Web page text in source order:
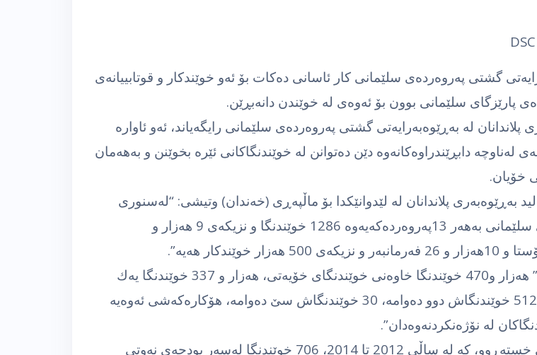
گشتی په‌روه‌رده‌ی سلێمانی كار ئاسانی ده‌كات بۆ ئه‌و خوێندكار و قوتابییانه‌ی
پارێزگای سلێمانی بوون بۆ ئه‌وه‌ی له‌ خوێندن دانه‌بڕێن.
پلاندانان له‌ به‌ڕێوه‌به‌رایه‌تی گشتی په‌روه‌رده‌ی سلێمانی رایگه‌یاند، ئه‌و ئاواره‌
له‌ناوچه‌ دابڕێندراوه‌كانه‌وه‌ دێن ده‌توانن له‌ خوێندنگاكانی ئێره‌ بخوێنن و به‌هه‌مان
خۆیان.
به‌ڕێوه‌به‌ری پلاندانان له‌ لێدوانێكدا بۆ ماڵپه‌ڕی (خه‌ندان) وتیشی: “له‌سنوری
پارێزگای سلێمانی به‌هه‌ر 13په‌روه‌رده‌كه‌یه‌وه‌ 1286 خوێندنگا و نزیكه‌ی 9 هه‌زار و
وتیشی: ” هه‌زار و470 خوێندنگا خاوه‌نی خوێندنگای خۆیه‌تی، هه‌زار و 337 خوێندنگا یه‌ك
ده‌وامه‌، 512 خوێندنگاش دوو ده‌وامه‌، 30 خوێندنگاش سێ ده‌وامه‌، هۆكاره‌كه‌شی ئه‌وه‌یه‌
له‌ نۆژه‌نكردنه‌وه‌دان”.
ئه‌وه‌شی خسته‌ڕوو، كه‌ له‌ ساڵی 2012 تا 2014، 706 خوێندنگا له‌سه‌ر بودجه‌ی نه‌وتی